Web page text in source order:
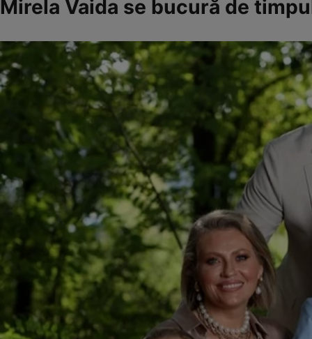
Mirela Vaida se bucură de